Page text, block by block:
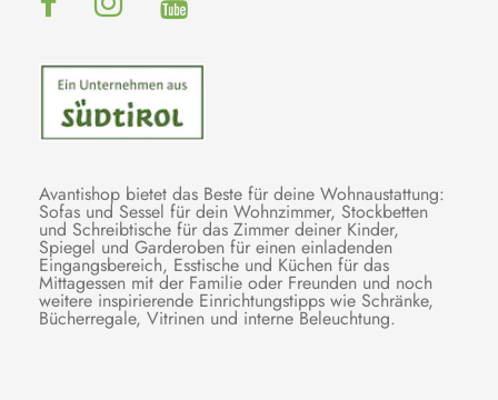
Avantishop bietet das Beste für deine Wohnaustattung:
Sofas und Sessel für dein Wohnzimmer, Stockbetten
und Schreibtische für das Zimmer deiner Kinder,
Spiegel und Garderoben für einen einladenden
Eingangsbereich, Esstische und Küchen für das
Mittagessen mit der Familie oder Freunden und noch
weitere inspirierende Einrichtungstipps wie Schränke,
Bücherregale, Vitrinen und interne Beleuchtung.